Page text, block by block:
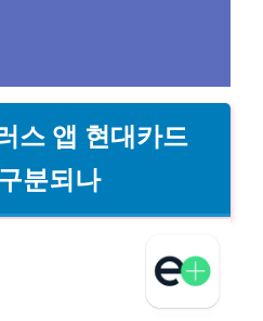
스 앱 현대카드
분되나